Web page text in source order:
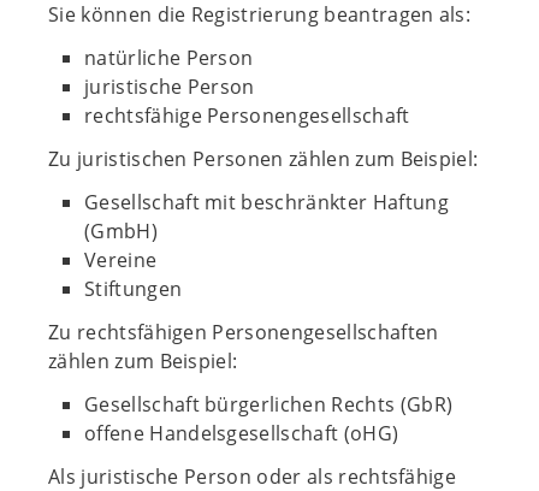
Sie können die Registrierung beantragen als:
natürliche Person
juristische Person
rechtsfähige Personengesellschaft
Zu juristischen Personen zählen zum Beispiel:
Gesellschaft mit beschränkter Haftung
(GmbH)
Vereine
Stiftungen
Zu rechtsfähigen Personengesellschaften
zählen zum Beispiel:
Gesellschaft bürgerlichen Rechts (GbR)
offene Handelsgesellschaft (oHG)
Als juristische Person oder als rechtsfähige